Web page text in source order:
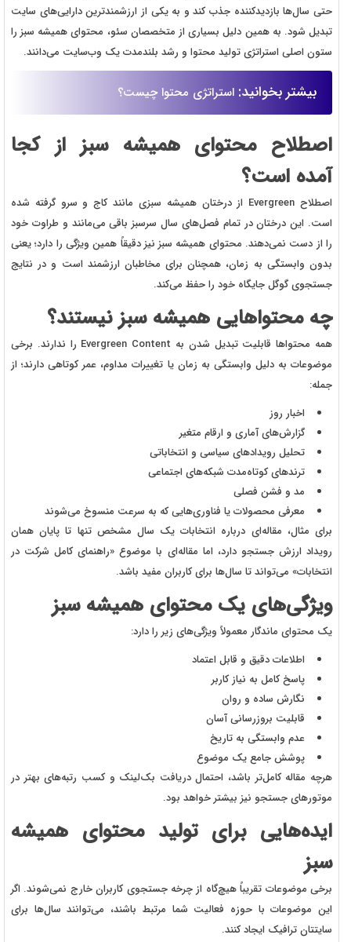
حتی سال‌ها بازدیدکننده جذب کند و به یکی از ارزشمندترین دارایی‌های سایت
تبدیل شود. به همین دلیل بسیاری از متخصصان سئو، محتوای همیشه سبز را
ستون اصلی استراتژی تولید محتوا و رشد بلندمدت یک وب‌سایت می‌دانند.
بیشتر بخوانید: استراتژی محتوا چیست؟
اصطلاح محتوای همیشه سبز از کجا
آمده است؟
اصطلاح Evergreen از درختان همیشه سبزی مانند کاج و سرو گرفته شده
است. این درختان در تمام فصل‌های سال سرسبز باقی می‌مانند و طراوت خود
را از دست نمی‌دهند. محتوای همیشه سبز نیز دقیقاً همین ویژگی را دارد؛ یعنی
بدون وابستگی به زمان، همچنان برای مخاطبان ارزشمند است و در نتایج
جستجوی گوگل جایگاه خود را حفظ می‌کند.
چه محتواهایی همیشه سبز نیستند؟
همه محتواها قابلیت تبدیل شدن به Evergreen Content را ندارند. برخی
موضوعات به دلیل وابستگی به زمان یا تغییرات مداوم، عمر کوتاهی دارند؛ از
جمله:
اخبار روز
گزارش‌های آماری و ارقام متغیر
تحلیل رویدادهای سیاسی و انتخاباتی
ترندهای کوتاه‌مدت شبکه‌های اجتماعی
مد و فشن فصلی
معرفی محصولات یا فناوری‌هایی که به سرعت منسوخ می‌شوند
برای مثال، مقاله‌ای درباره انتخابات یک سال مشخص تنها تا پایان همان
رویداد ارزش جستجو دارد، اما مقاله‌ای با موضوع «راهنمای کامل شرکت در
انتخابات» می‌تواند تا سال‌ها برای کاربران مفید باشد.
ویژگی‌های یک محتوای همیشه سبز
یک محتوای ماندگار معمولاً ویژگی‌های زیر را دارد:
اطلاعات دقیق و قابل اعتماد
پاسخ کامل به نیاز کاربر
نگارش ساده و روان
قابلیت بروزرسانی آسان
عدم وابستگی به تاریخ
پوشش جامع یک موضوع
هرچه مقاله کامل‌تر باشد، احتمال دریافت بک‌لینک و کسب رتبه‌های بهتر در
موتورهای جستجو نیز بیشتر خواهد بود.
ایده‌هایی برای تولید محتوای همیشه
سبز
برخی موضوعات تقریباً هیچ‌گاه از چرخه جستجوی کاربران خارج نمی‌شوند. اگر
این موضوعات با حوزه فعالیت شما مرتبط باشند، می‌توانند سال‌ها برای
سایتتان ترافیک ایجاد کنند.